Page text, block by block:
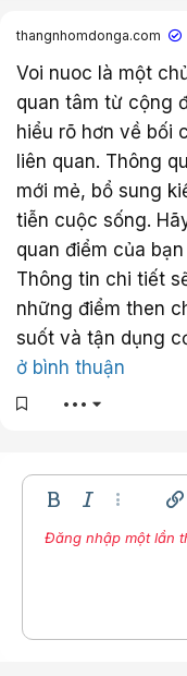
thangnhomdonga.com
Voi nuoc là một
quan tâm từ cộng
hiểu rõ hơn về bối
liên quan. Thông
mới mẻ, bổ sung
tiễn cuộc sống.
quan điểm của
Thông tin chi tiết
những điểm then
suốt và tận dụng
ở bình thuận
•••
Bold In nghiêngThêm tùy
Kích thước
9
15
Màu chữPhông chữ
CompareMặt cườiTrích dẫn
Media
RedoToggle BB code
Xóa định
Bản
Đăng nhập một lần